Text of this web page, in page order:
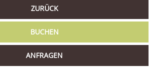
ZURÜCK
BUCHEN
ANFRAGEN